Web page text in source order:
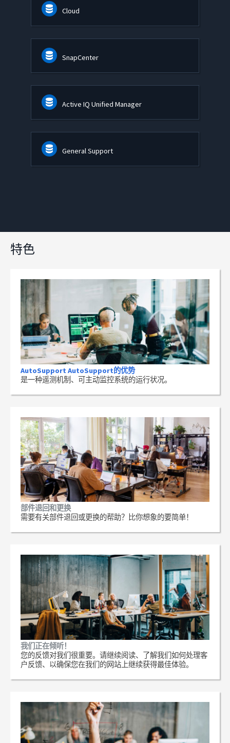
Cloud
SnapCenter
Active IQ Unified Manager
General Support
特色
AutoSupport AutoSupport的优势
是一种遥测机制、可主动监控系统的运行状况。
部件退回和更换
需要有关部件退回或更换的帮助？比你想象的要简单！
我们正在倾听！
您的反馈对我们很重要。请继续阅读、了解我们如何处理客
户反馈、以确保您在我们的网站上继续获得最佳体验。